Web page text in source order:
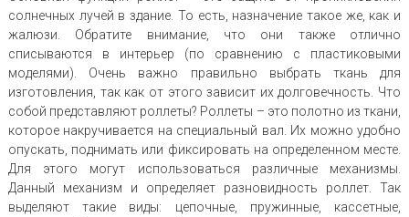
солнечных лучей в здание. То есть, назначение такое же, как и
жалюзи. Обратите внимание, что они также отлично
списываются в интерьер (по сравнению с пластиковыми
моделями). Очень важно правильно выбрать ткань для
изготовления, так как от этого зависит их долговечность. Что
собой представляют роллеты? Роллеты – это полотно из ткани,
которое накручивается на специальный вал. Их можно удобно
опускать, поднимать или фиксировать на определенном месте.
Для этого могут использоваться различные механизмы.
Данный механизм и определяет разновидность роллет. Так
выделяют такие виды: цепочные, пружинные, кассетные,